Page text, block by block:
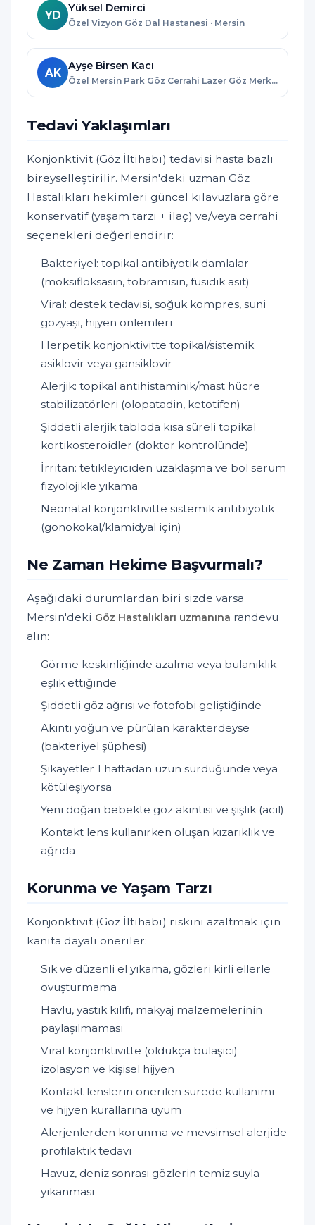
YD
Yüksel Demirci
Özel Vizyon Göz Dal Hastanesi · Mersin
AK
Ayşe Birsen Kacı
Özel Mersin Park Göz Cerrahi Lazer Göz Merkezi · Mersin
Tedavi Yaklaşımları
Konjonktivit (Göz İltihabı) tedavisi hasta bazlı
bireyselleştirilir. Mersin'deki uzman Göz
Hastalıkları hekimleri güncel kılavuzlara göre
konservatif (yaşam tarzı + ilaç) ve/veya cerrahi
seçenekleri değerlendirir:
Bakteriyel: topikal antibiyotik damlalar
(moksifloksasin, tobramisin, fusidik asit)
Viral: destek tedavisi, soğuk kompres, suni
gözyaşı, hijyen önlemleri
Herpetik konjonktivitte topikal/sistemik
asiklovir veya gansiklovir
Alerjik: topikal antihistaminik/mast hücre
stabilizatörleri (olopatadin, ketotifen)
Şiddetli alerjik tabloda kısa süreli topikal
kortikosteroidler (doktor kontrolünde)
İrritan: tetikleyiciden uzaklaşma ve bol serum
fizyolojikle yıkama
Neonatal konjonktivitte sistemik antibiyotik
(gonokokal/klamidyal için)
Ne Zaman Hekime Başvurmalı?
Aşağıdaki durumlardan biri sizde varsa
Mersin'deki Göz Hastalıkları uzmanına randevu
alın:
Görme keskinliğinde azalma veya bulanıklık
eşlik ettiğinde
Şiddetli göz ağrısı ve fotofobi geliştiğinde
Akıntı yoğun ve pürülan karakterdeyse
(bakteriyel şüphesi)
Şikayetler 1 haftadan uzun sürdüğünde veya
kötüleşiyorsa
Yeni doğan bebekte göz akıntısı ve şişlik (acil)
Kontakt lens kullanırken oluşan kızarıklık ve
ağrıda
Korunma ve Yaşam Tarzı
Konjonktivit (Göz İltihabı) riskini azaltmak için
kanıta dayalı öneriler:
Sık ve düzenli el yıkama, gözleri kirli ellerle
ovuşturmama
Havlu, yastık kılıfı, makyaj malzemelerinin
paylaşılmaması
Viral konjonktivitte (oldukça bulaşıcı)
izolasyon ve kişisel hijyen
Kontakt lenslerin önerilen sürede kullanımı
ve hijyen kurallarına uyum
Alerjenlerden korunma ve mevsimsel alerjide
profilaktik tedavi
Havuz, deniz sonrası gözlerin temiz suyla
yıkanması